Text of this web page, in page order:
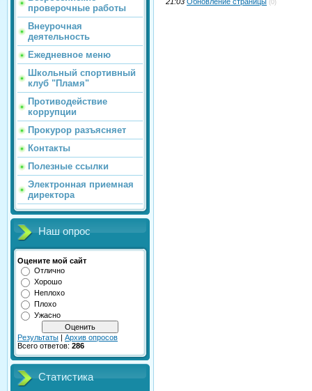
проверочные работы
Внеурочная
деятельность
Ежедневное меню
Школьный спортивный
клуб "Пламя"
Противодействие
коррупции
Прокурор разъясняет
Контакты
Полезные ссылки
Электронная приемная
директора
Наш опрос
Оцените мой сайт
Отлично
Хорошо
Неплохо
Плохо
Ужасно
Результаты | Архив опросов
Всего ответов: 286
Статистика
(0)